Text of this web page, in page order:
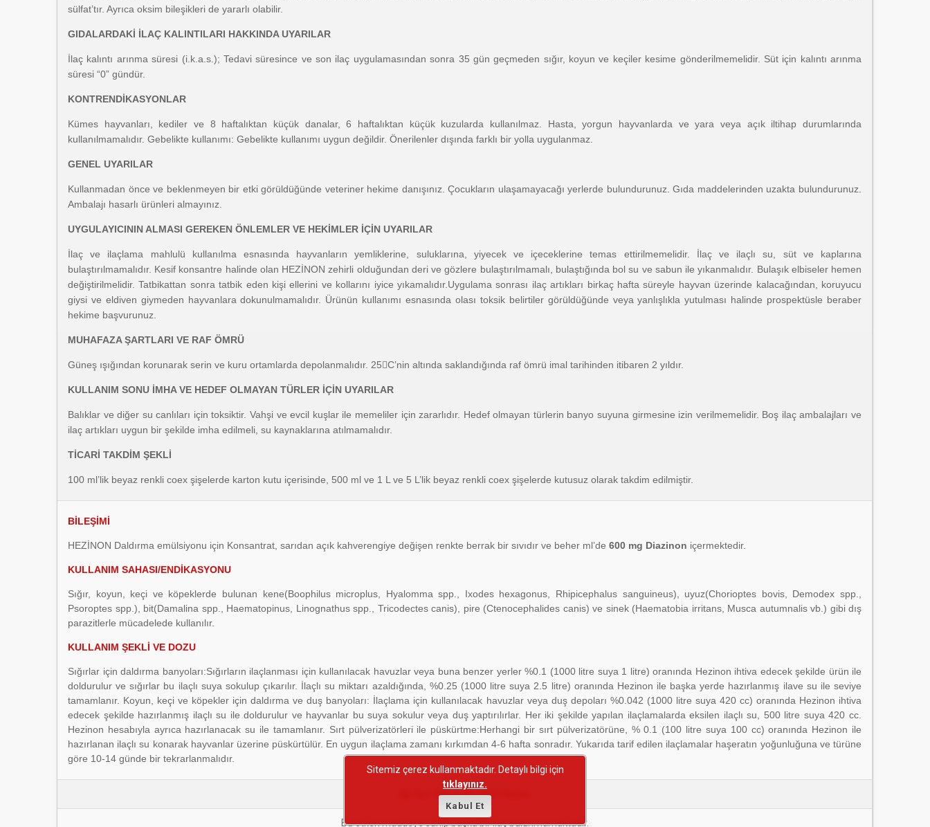
sülfat’tır. Ayrıca oksim bileşikleri de yararlı olabilir.
GIDALARDAKİ İLAÇ KALINTILARI HAKKINDA UYARILAR
İlaç kalıntı arınma süresi (i.k.a.s.); Tedavi süresince ve son ilaç uygulamasından sonra 35 gün geçmeden sığır, koyun ve keçiler kesime gönderilmemelidir. Süt için kalıntı arınma
süresi “0” gündür.
KONTRENDİKASYONLAR
Kümes hayvanları, kediler ve 8 haftalıktan küçük danalar, 6 haftalıktan küçük kuzularda kullanılmaz. Hasta, yorgun hayvanlarda ve yara veya açık iltihap durumlarında
kullanılmamalıdır. Gebelikte kullanımı: Gebelikte kullanımı uygun değildir. Önerilenler dışında farklı bir yolla uygulanmaz.
GENEL UYARILAR
Kullanmadan önce ve beklenmeyen bir etki görüldüğünde veteriner hekime danışınız. Çocukların ulaşamayacağı yerlerde bulundurunuz. Gıda maddelerinden uzakta bulundurunuz.
Ambalajı hasarlı ürünleri almayınız.
UYGULAYICININ ALMASI GEREKEN ÖNLEMLER VE HEKİMLER İÇİN UYARILAR
İlaç ve ilaçlama mahlulü kullanılma esnasında hayvanların yemliklerine, suluklarına, yiyecek ve içeceklerine temas ettirilmemelidir. İlaç ve ilaçlı su, süt ve kaplarına
bulaştırılmamalıdır. Kesif konsantre halinde olan HEZİNON zehirli olduğundan deri ve gözlere bulaştırılmamalı, bulaştığında bol su ve sabun ile yıkanmalıdır. Bulaşık elbiseler hemen
değiştirilmelidir. Tatbikattan sonra tatbik eden kişi ellerini ve kollarını iyice yıkamalıdır.Uygulama sonrası ilaç artıkları birkaç hafta süreyle hayvan üzerinde kalacağından, koruyucu
giysi ve eldiven giymeden hayvanlara dokunulmamalıdır. Ürünün kullanımı esnasında olası toksik belirtiler görüldüğünde veya yanlışlıkla yutulması halinde prospektüsle beraber
hekime başvurunuz.
MUHAFAZA ŞARTLARI VE RAF ÖMRÜ
Güneş ışığından korunarak serin ve kuru ortamlarda depolanmalıdır. 25C’nin altında saklandığında raf ömrü imal tarihinden itibaren 2 yıldır.
KULLANIM SONU İMHA VE HEDEF OLMAYAN TÜRLER İÇİN UYARILAR
Balıklar ve diğer su canlıları için toksiktir. Vahşi ve evcil kuşlar ile memeliler için zararlıdır. Hedef olmayan türlerin banyo suyuna girmesine izin verilmemelidir. Boş ilaç ambalajları ve
ilaç artıkları uygun bir şekilde imha edilmeli, su kaynaklarına atılmamalıdır.
TİCARİ TAKDİM ŞEKLİ
100 ml’lik beyaz renkli coex şişelerde karton kutu içerisinde, 500 ml ve 1 L ve 5 L’lik beyaz renkli coex şişelerde kutusuz olarak takdim edilmiştir.
BİLEŞİMİ
HEZİNON Daldırma emülsiyonu için Konsantrat, sarıdan açık kahverengiye değişen renkte berrak bir sıvıdır ve beher ml’de 600 mg Diazinon içermektedir.
KULLANIM SAHASI/ENDİKASYONU
Sığır, koyun, keçi ve köpeklerde bulunan kene(Boophilus microplus, Hyalomma spp., Ixodes hexagonus, Rhipicephalus sanguineus), uyuz(Chorioptes bovis, Demodex spp.,
Psoroptes spp.), bit(Damalina spp., Haematopinus, Linognathus spp., Tricodectes canis), pire (Ctenocephalides canis) ve sinek (Haematobia irritans, Musca autumnalis vb.) gibi dış
parazitlerle mücadelede kullanılır.
KULLANIM ŞEKLİ VE DOZU
Sığırlar için daldırma banyoları:Sığırların ilaçlanması için kullanılacak havuzlar veya buna benzer yerler %0.1 (1000 litre suya 1 litre) oranında Hezinon ihtiva edecek şekilde ürün ile
doldurulur ve sığırlar bu ilaçlı suya sokulup çıkarılır. İlaçlı su miktarı azaldığında, %0.25 (1000 litre suya 2.5 litre) oranında Hezinon ile başka yerde hazırlanmış ilave su ile seviye
tamamlanır. Koyun, keçi ve köpekler için daldırma ve duş banyoları: İlaçlama için kullanılacak havuzlar veya duş depoları %0.042 (1000 litre suya 420 cc) oranında Hezinon ihtiva
edecek şekilde hazırlanmış ilaçlı su ile doldurulur ve hayvanlar bu suya sokulur veya duş yaptırılırlar. Her iki şekilde yapılan ilaçlamalarda eksilen ilaçlı su, 500 litre suya 420 cc.
Hezinon hesabıyla ayrıca hazırlanacak su ile tamamlanır. Sırt pülverizatörleri ile püskürtme:Herhangi bir sırt pülverizatörüne, % 0.1 (100 litre suya 100 cc) oranında Hezinon ile
hazırlanan ilaçlı su konarak hayvanlar üzerine püskürtülür. En uygun ilaçlama zamanı kırkımdan 4-6 hafta sonradır. Yukarıda tarif edilen ilaçlamalar haşeratın yoğunluğuna ve türüne
göre 10-14 günde bir tekrarlanmalıdır.
Aynı Etken Maddeli İlaçlar
Bu etken maddeye sahip başka bir ilaç bulunmamaktadır.
Sitemiz çerez kullanmaktadır. Detaylı bilgi için
tıklayınız.
Kabul Et